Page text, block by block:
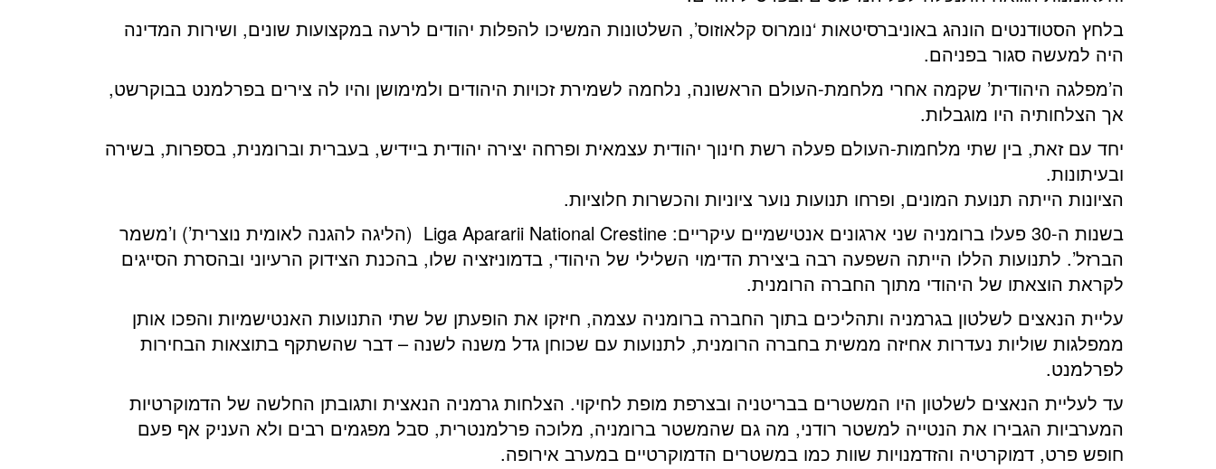
בלחץ הסטודנטים הונהג באוניברסיטאות ‘נומרוס קלאוזוס’, השלטונות המשיכו להפלות יהודים לרעה במקצועות שונים, ושירות המדינה
היה למעשה סגור בפניהם.
ה’מפלגה היהודית’ שקמה אחרי מלחמת-העולם הראשונה, נלחמה לשמירת זכויות היהודים ולמימושן והיו לה צירים בפרלמנט בבוקרשט,
אך הצלחותיה היו מוגבלות.
יחד עם זאת, בין שתי מלחמות-העולם פעלה רשת חינוך יהודית עצמאית ופרחה יצירה יהודית ביידיש, בעברית וברומנית, בספרות, בשירה
ובעיתונות.
הציונות הייתה תנועת המונים, ופרחו תנועות נוער ציוניות והכשרות חלוציות.
בשנות ה-30 פעלו ברומניה שני ארגונים אנטישמיים עיקריים: Liga Apararii National Crestine (הליגה להגנה לאומית נוצרית’) ו’משמר
הברזל’. לתנועות הללו הייתה השפעה רבה ביצירת הדימוי השלילי של היהודי, בדמוניזציה שלו, בהכנת הצידוק הרעיוני ובהסרת הסייגים
לקראת הוצאתו של היהודי מתוך החברה הרומנית.
עליית הנאצים לשלטון בגרמניה ותהליכים בתוך החברה ברומניה עצמה, חיזקו את הופעתן של שתי התנועות האנטישמיות והפכו אותן
ממפלגות שוליות נעדרות אחיזה ממשית בחברה הרומנית, לתנועות עם שכוחן גדל משנה לשנה – דבר שהשתקף בתוצאות הבחירות
לפרלמנט.
עד לעליית הנאצים לשלטון היו המשטרים בבריטניה ובצרפת מופת לחיקוי. הצלחות גרמניה הנאצית ותגובתן החלשה של הדמוקרטיות
המערביות הגבירו את הנטייה למשטר רודני, מה גם שהמשטר ברומניה, מלוכה פרלמנטרית, סבל מפגמים רבים ולא העניק אף פעם
חופש פרט, דמוקרטיה והזדמנויות שוות כמו במשטרים הדמוקרטיים במערב אירופה.